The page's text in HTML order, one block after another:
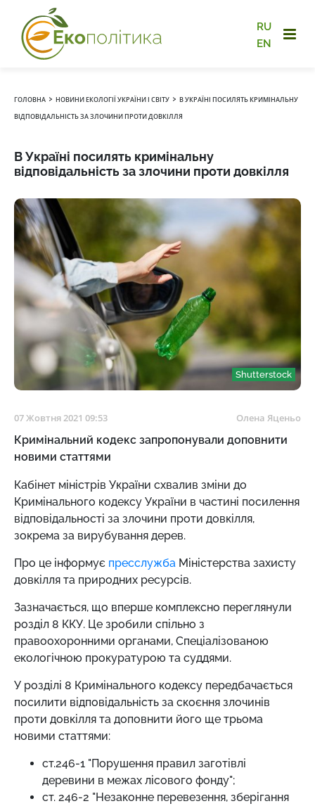
RU
EN
ГОЛОВНА › НОВИНИ ЕКОЛОГІЇ УКРАЇНИ І СВІТУ › В УКРАЇНІ ПОСИЛЯТЬ КРИМІНАЛЬНУ
ВІДПОВІДАЛЬНІСТЬ ЗА ЗЛОЧИНИ ПРОТИ ДОВКІЛЛЯ
В Україні посилять кримінальну
відповідальність за злочини проти довкілля
Shutterstock
07 Жовтня 2021 09:53 Олена Яценьо
Кримінальний кодекс запропонували доповнити
новими статтями
Кабінет міністрів України схвалив зміни до
Кримінального кодексу України в частині посилення
відповідальності за злочини проти довкілля,
зокрема за вирубування дерев.
Про це інформує пресслужба Міністерства захисту
довкілля та природних ресурсів.
Зазначається, що вперше комплексно переглянули
розділ 8 ККУ. Це зробили спільно з
правоохоронними органами, Спеціалізованою
екологічною прокуратурою та суддями.
У розділі 8 Кримінального кодексу передбачається
посилити відповідальність за скоєння злочинів
проти довкілля та доповнити його ще трьома
новими статтями:
ст.246-1 "Порушення правил заготівлі
деревини в межах лісового фонду";
ст. 246-2 "Незаконне перевезення, зберігання